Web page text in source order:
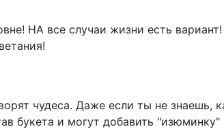
НА все случаи жизни есть
чудеса. Даже если ты не знаешь,
букета и могут добавить